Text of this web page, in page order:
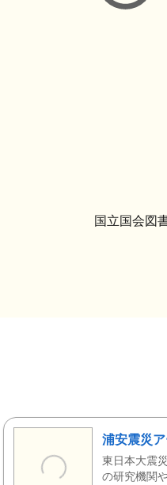
国立国会図
浦安震災ア
東日本大震
の研究機関